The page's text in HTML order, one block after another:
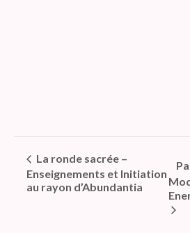
La ronde sacrée –
Enseignements et Initiation
au rayon d’Abundantia